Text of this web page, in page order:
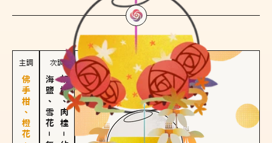
對方的主調蠟燭是...
主調 次調
海鹽、雪花
－
胡椒、肉桂
－